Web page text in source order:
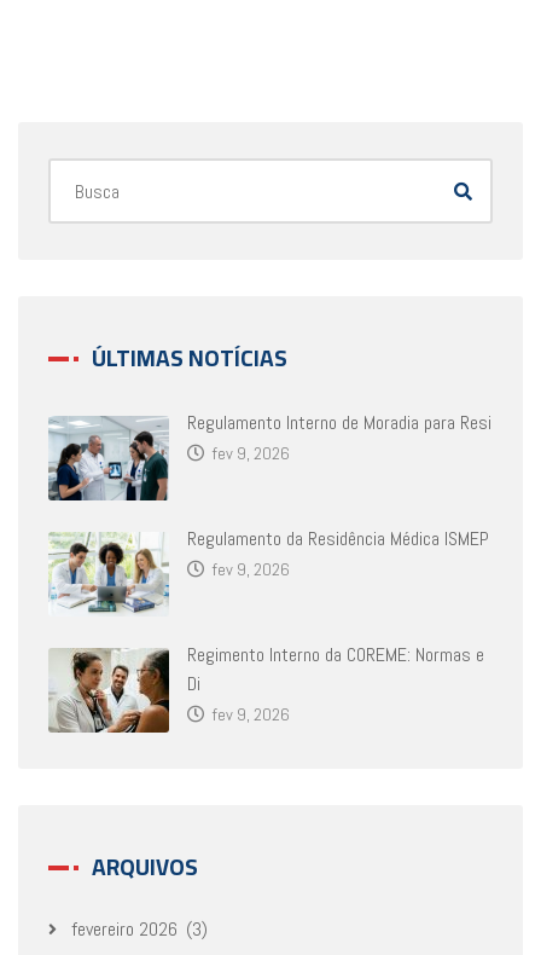
ÚLTIMAS NOTÍCIAS
Regulamento Interno de Moradia para Resi
fev 9, 2026
Regulamento da Residência Médica ISMEP
fev 9, 2026
Regimento Interno da COREME: Normas e
Di
fev 9, 2026
ARQUIVOS
fevereiro 2026 (3)